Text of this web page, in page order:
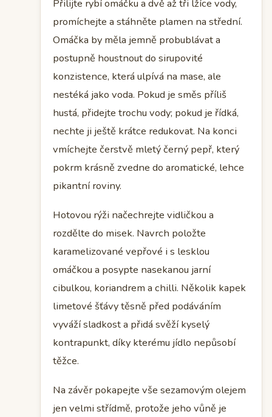
Přilijte rybí omáčku a dvě až tři lžíce vody,
promíchejte a stáhněte plamen na střední.
Omáčka by měla jemně probublávat a
postupně houstnout do sirupovité
konzistence, která ulpívá na mase, ale
nestéká jako voda. Pokud je směs příliš
hustá, přidejte trochu vody; pokud je řídká,
nechte ji ještě krátce redukovat. Na konci
vmíchejte čerstvě mletý černý pepř, který
pokrm krásně zvedne do aromatické, lehce
pikantní roviny.
Hotovou rýži načechrejte vidličkou a
rozdělte do misek. Navrch položte
karamelizované vepřové i s lesklou
omáčkou a posypte nasekanou jarní
cibulkou, koriandrem a chilli. Několik kapek
limetové šťávy těsně před podáváním
vyváží sladkost a přidá svěží kyselý
kontrapunkt, díky kterému jídlo nepůsobí
těžce.
Na závěr pokapejte vše sezamovým olejem
jen velmi střídmě, protože jeho vůně je